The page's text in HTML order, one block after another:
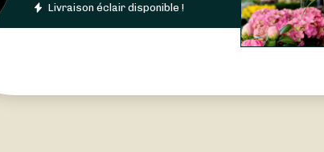
Livraison éclair disponible !